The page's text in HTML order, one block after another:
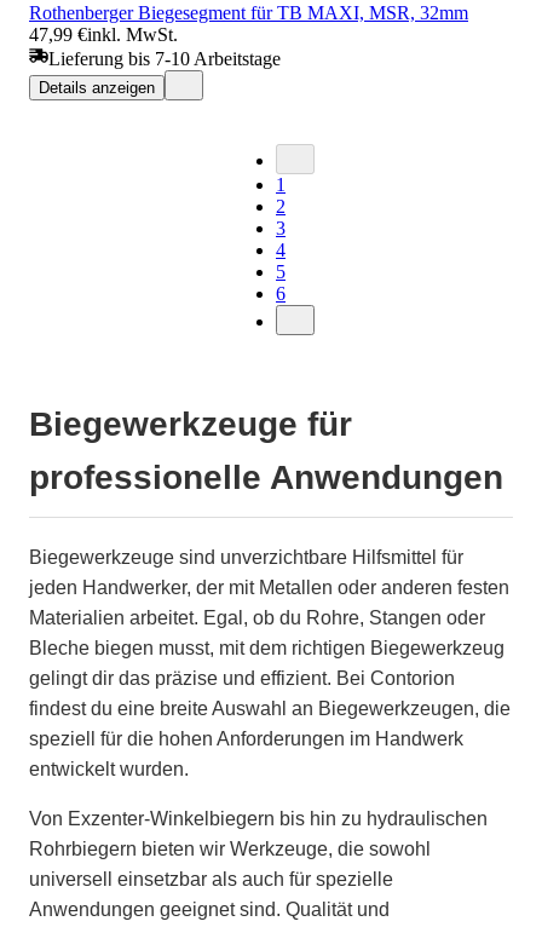
Rothenberger Biegesegment für TB MAXI, MSR, 32mm
47,99 €inkl. MwSt.
Lieferung bis 7-10 Arbeitstage
Details anzeigen
1
2
3
4
5
6
Biegewerkzeuge für
professionelle Anwendungen
Biegewerkzeuge sind unverzichtbare Hilfsmittel für
jeden Handwerker, der mit Metallen oder anderen festen
Materialien arbeitet. Egal, ob du Rohre, Stangen oder
Bleche biegen musst, mit dem richtigen Biegewerkzeug
gelingt dir das präzise und effizient. Bei Contorion
findest du eine breite Auswahl an Biegewerkzeugen, die
speziell für die hohen Anforderungen im Handwerk
entwickelt wurden.
Von Exzenter-Winkelbiegern bis hin zu hydraulischen
Rohrbiegern bieten wir Werkzeuge, die sowohl
universell einsetzbar als auch für spezielle
Anwendungen geeignet sind. Qualität und